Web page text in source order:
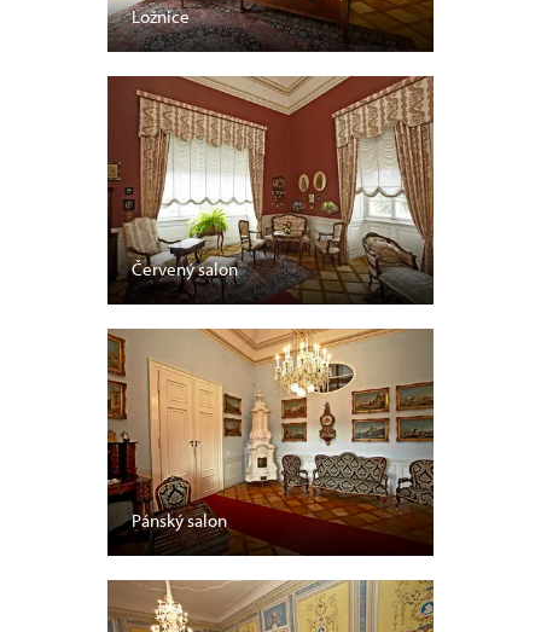
Ložnice
Červený salon
Pánský salon